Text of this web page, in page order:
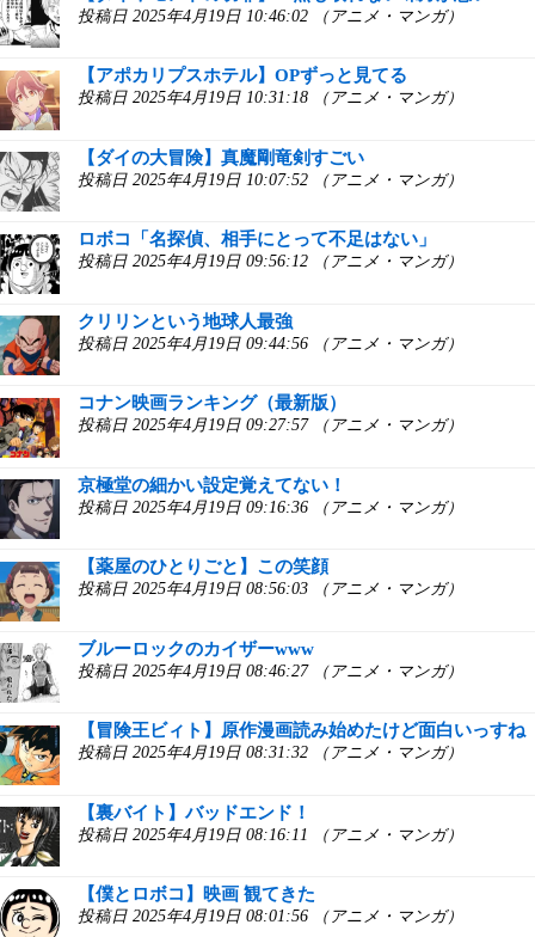
投稿日 2025年4月19日 10:46:02 （アニメ・マンガ）
【アポカリプスホテル】OPずっと見てる
投稿日 2025年4月19日 10:31:18 （アニメ・マンガ）
【ダイの大冒険】真魔剛竜剣すごい
投稿日 2025年4月19日 10:07:52 （アニメ・マンガ）
ロボコ「名探偵、相手にとって不足はない」
投稿日 2025年4月19日 09:56:12 （アニメ・マンガ）
クリリンという地球人最強
投稿日 2025年4月19日 09:44:56 （アニメ・マンガ）
コナン映画ランキング（最新版）
投稿日 2025年4月19日 09:27:57 （アニメ・マンガ）
京極堂の細かい設定覚えてない！
投稿日 2025年4月19日 09:16:36 （アニメ・マンガ）
【薬屋のひとりごと】この笑顔
投稿日 2025年4月19日 08:56:03 （アニメ・マンガ）
ブルーロックのカイザーwww
投稿日 2025年4月19日 08:46:27 （アニメ・マンガ）
【冒険王ビィト】原作漫画読み始めたけど面白いっすね
投稿日 2025年4月19日 08:31:32 （アニメ・マンガ）
【裏バイト】バッドエンド！
投稿日 2025年4月19日 08:16:11 （アニメ・マンガ）
【僕とロボコ】映画 観てきた
投稿日 2025年4月19日 08:01:56 （アニメ・マンガ）